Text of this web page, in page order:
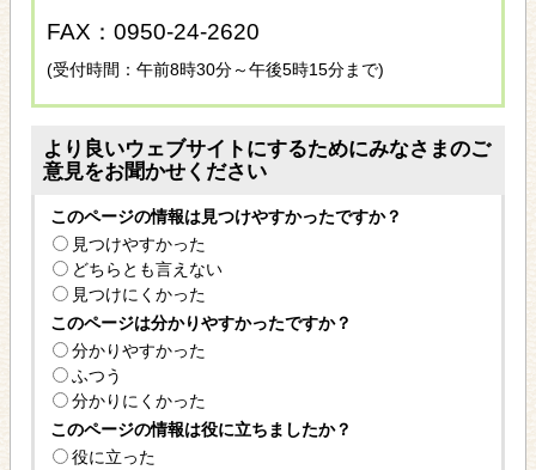
FAX：0950-24-2620
(受付時間：午前8時30分～午後5時15分まで)
より良いウェブサイトにするためにみなさまのご
意見をお聞かせください
このページの情報は見つけやすかったですか？
見つけやすかった
どちらとも言えない
見つけにくかった
このページは分かりやすかったですか？
分かりやすかった
ふつう
分かりにくかった
このページの情報は役に立ちましたか？
役に立った